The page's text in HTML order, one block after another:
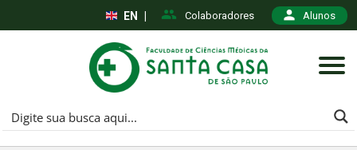
Colaboradores Alunos
EN